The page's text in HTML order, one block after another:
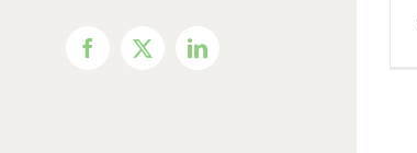
Facebook
X LinkedIn